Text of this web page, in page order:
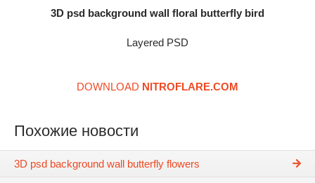
3D psd background wall floral butterfly bird
Layered PSD
DOWNLOAD NITROFLARE.COM
Похожие новости
3D psd background wall butterfly flowers